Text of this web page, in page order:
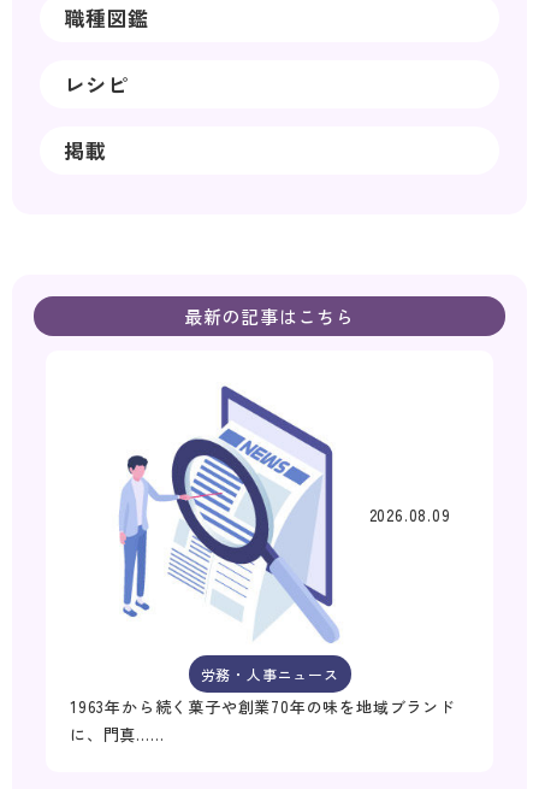
職種図鑑
レシピ
掲載
最新の記事はこちら
2026.08.09
労務・人事ニュース
1963年から続く菓子や創業70年の味を地域ブランド
に、門真……